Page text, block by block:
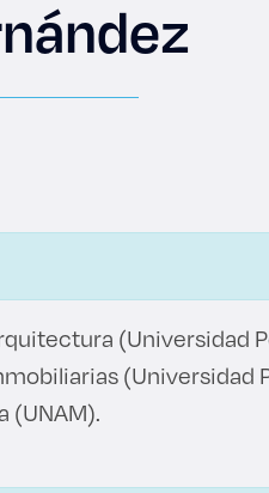
Lo más buscado
Becas
Sustentabilidad
(Universidad
(Universidad
(UNAM).